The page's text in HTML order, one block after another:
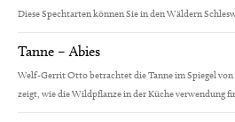
Diese Spechtarten können Sie in den Wäldern
Tanne – Abies
Welf-Gerrit Otto betrachtet die Tanne im Spiegel
zeigt, wie die Wildpflanze in der Küche verwendung